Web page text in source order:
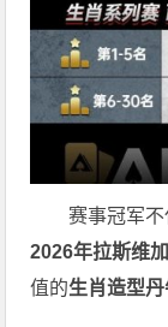
赛事冠军
2026年拉斯维
值的生肖造型